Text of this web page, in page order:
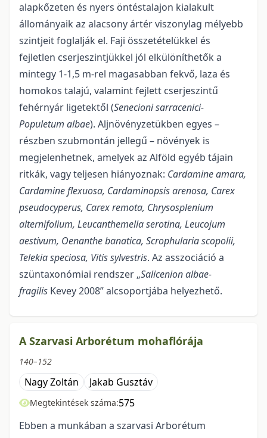
alapkőzeten és nyers öntéstalajon kialakult
állományaik az alacsony ártér viszonylag mélyebb
szintjeit foglalják el. Faji összetételükkel és
fejletlen cserjeszintjükkel jól elkülöníthetők a
mintegy 1-1,5 m-rel magasabban fekvő, laza és
homokos talajú, valamint fejlett cserjeszintű
fehérnyár ligetektől (Senecioni sarracenici-
Populetum albae). Aljnövényzetükben egyes –
részben szubmontán jellegű – növények is
megjelenhetnek, amelyek az Alföld egyéb tájain
ritkák, vagy teljesen hiányoznak: Cardamine amara,
Cardamine flexuosa, Cardaminopsis arenosa, Carex
pseudocyperus, Carex remota, Chrysosplenium
alternifolium, Leucanthemella serotina, Leucojum
aestivum, Oenanthe banatica, Scrophularia scopolii,
Telekia speciosa, Vitis sylvestris. Az asszociáció a
szüntaxonómiai rendszer „Salicenion albae-
fragilis Kevey 2008” alcsoportjába helyezhető.
A Szarvasi Arborétum mohaflórája
140–152
Nagy Zoltán Jakab Gusztáv
Megtekintések száma:575
Ebben a munkában a szarvasi Arborétum